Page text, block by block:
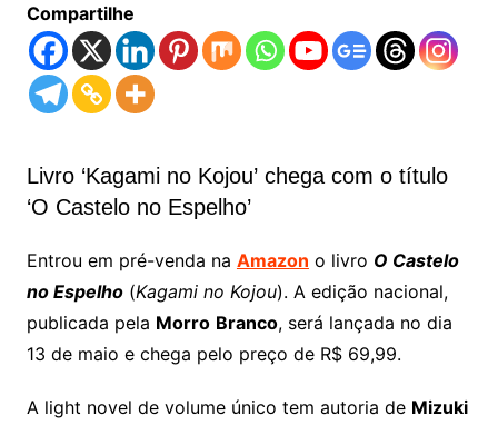
Compartilhe
Livro ‘Kagami no Kojou’ chega com o título
‘O Castelo no Espelho’
Entrou em pré-venda na Amazon o livro O Castelo
no Espelho(Kagami no Kojou). A edição nacional,
publicada pela Morro Branco, será lançada no dia
13 de maio e chega pelo preço de R$ 69,99.
A light novel de volume único tem autoria de Mizuki